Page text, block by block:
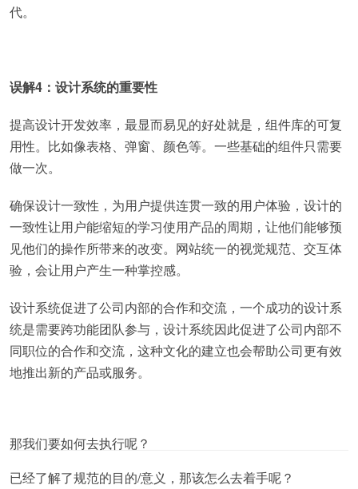
代。
误解4：设计系统的重要性
提高设计开发效率，最显而易见的好处就是，组件库的可复
用性。比如像表格、弹窗、颜色等。一些基础的组件只需要
做一次。
确保设计一致性，为用户提供连贯一致的用户体验，设计的
一致性让用户能缩短的学习使用产品的周期，让他们能够预
见他们的操作所带来的改变。网站统一的视觉规范、交互体
验，会让用户产生一种掌控感。
设计系统促进了公司内部的合作和交流，一个成功的设计系
统是需要跨功能团队参与，设计系统因此促进了公司内部不
同职位的合作和交流，这种文化的建立也会帮助公司更有效
地推出新的产品或服务。
那我们要如何去执行呢？
已经了解了规范的目的/意义，那该怎么去着手呢？